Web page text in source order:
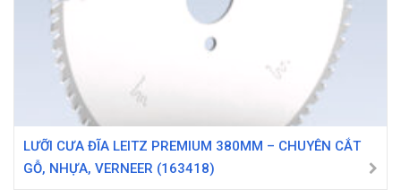
LƯỠI CƯA ĐĨA LEITZ PREMIUM 380MM – CHUYÊN CẮT
GỖ, NHỰA, VERNEER (163418)